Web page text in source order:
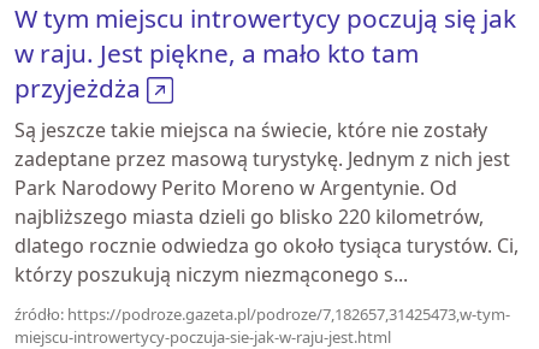
W tym miejscu introwertycy poczują się jak
w raju. Jest piękne, a mało kto tam
przyjeżdża
Są jeszcze takie miejsca na świecie, które nie zostały
zadeptane przez masową turystykę. Jednym z nich jest
Park Narodowy Perito Moreno w Argentynie. Od
najbliższego miasta dzieli go blisko 220 kilometrów,
dlatego rocznie odwiedza go około tysiąca turystów. Ci,
którzy poszukują niczym niezmąconego s...
źródło: https://podroze.gazeta.pl/podroze/7,182657,31425473,w-tym-
miejscu-introwertycy-poczuja-sie-jak-w-raju-jest.html